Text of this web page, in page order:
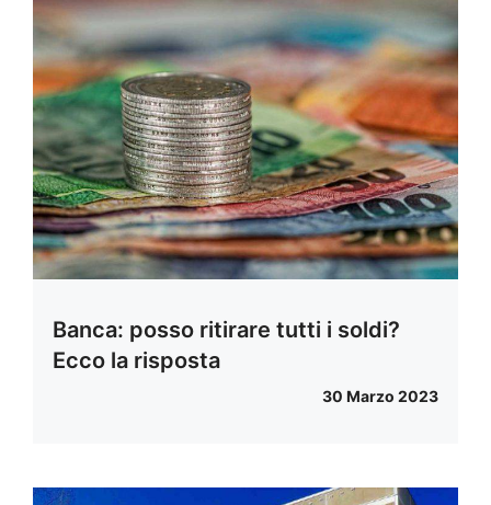
Banca: posso ritirare tutti i soldi?
Ecco la risposta
30 Marzo 2023